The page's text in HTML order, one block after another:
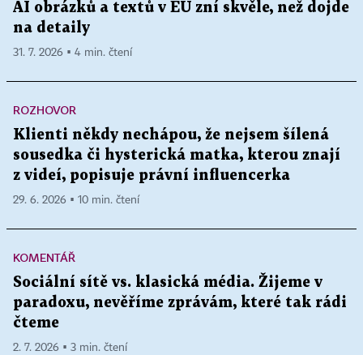
AI obrázků a textů v EU zní skvěle, než dojde
na detaily
31. 7. 2026 ▪ 4 min. čtení
ROZHOVOR
Klienti někdy nechápou, že nejsem šílená
sousedka či hysterická matka, kterou znají
z videí, popisuje právní influencerka
29. 6. 2026 ▪ 10 min. čtení
KOMENTÁŘ
Sociální sítě vs. klasická média. Žijeme v
paradoxu, nevěříme zprávám, které tak rádi
čteme
2. 7. 2026 ▪ 3 min. čtení